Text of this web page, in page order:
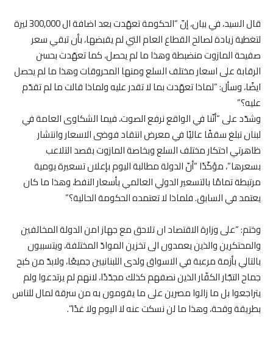
قال السيد، في بيان، إنّ “الحكومة تعهّدت بعد اضافة ال 300,000 ليرة
لتغطية زيادة لصالح القطاع العام التي لم يقبضها، بأن تبقي سعر
صفيحة المازوت منضبطة وهذا ما لم يحصل، كما تعهّدت بحسن
الرقابة على اسعار مختلف السلع ومنها المحروقات وهذا ما لم يحصل
ايضًا، وسأل: “لماذا تعهّدت بما لا تقدر عليه ولماذا قالت ما لم تقدّم
عليه؟”
وشدّد على “أنّنا في الواقع نرفع الصوت، فيما الشكاوى العامة في
لبنان تبلغ سقفًا عاليًا في معرض انتقاد فوضى الاسعار وانتشار
ظاهرتي احتكار مختلف السلع وبخاصة المازوت بقصد التلاعب
بسعرها”، مؤكّدًا “أنّ الدولة مطالبة اليوم بإعلان تسعيرة يومية
مرتبطة تمامًا بالتسعير الدولي العالمي بأسعار النفط، وهذا ما كان
يعتمد في السابق. فلماذا لا تعتمده الحكومة الحالية؟”
وختم: “على وزارة الاقتصاد ان تلاحق مع جهاز امن الدولة المخالفين
والمحتكرين والذين يعمدون الى تخزين الموادّ المختلفة، ويتسببون
بالتالي بأزمة مرعبة في الاسواق ولدى اللبنانيين جميعًا، ولابدّ من كبح
جماح التجّار الكفّار الذين نصفهم كذلك مجدّدًا، لانهم لم يرتدعوا ولم
يتراجعوا بل ما زالوا مصرين على ما يقومون به من سرقة لمال للناس
بطريقة وقحة، وهذا ما لن نسكت عنه لا اليوم ولا غدًا”.